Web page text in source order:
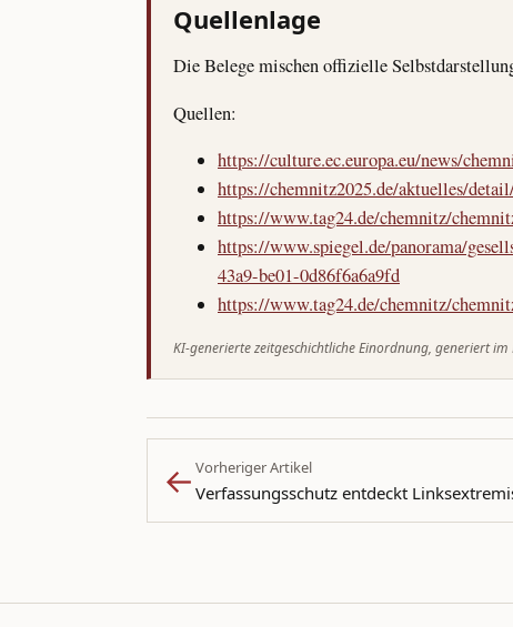
Quellenlage
Die Belege mischen offizielle
Quellen:
https://culture.ec.europa.eu/news/
https://chemnitz2025.de/aktuelles/
https://www.tag24.de/chemnitz/
https://www.spiegel.de/panorama/
43a9-be01-0d86f6a6a9fd
https://www.tag24.de/chemnitz/
KI-generierte zeitgeschichtliche Einordnung, generiert im
← Vorheriger Artikel
Verfassungsschutz entdeckt